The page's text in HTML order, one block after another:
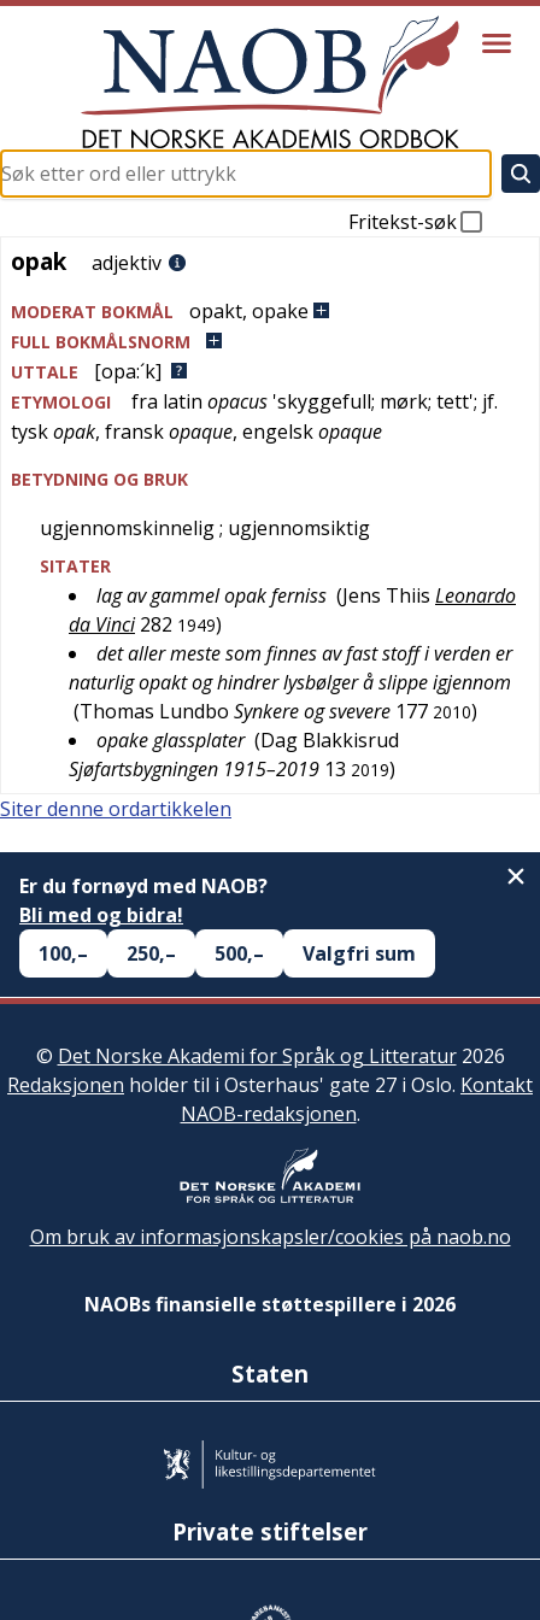
Fritekst-søk
opak
opak adjektiv
MODERAT BOKMÅL opakt, opake
FULL BOKMÅLSNORM
UTTALE
[opa:´k]
ETYMOLOGI fra latin opacus 'skyggefull; mørk; tett'; jf.
tyskopak, franskopaque, engelskopaque
BETYDNING OG BRUK
ugjennomskinnelig; ugjennomsiktig
SITATER
lag av gammel opak ferniss (Jens Thiis Leonardo
da Vinci 282 1949)
det aller meste som finnes av fast stoff i verden er
naturlig opakt og hindrer lysbølger å slippe igjennom
(Thomas Lundbo Synkere og svevere 177 2010)
opake glassplater (Dag Blakkisrud
Sjøfartsbygningen 1915–2019 13 2019)
Siter denne ordartikkelen
Er du fornøyd med NAOB?
Bli med og bidra!
100,–
250,– 500,– Valgfri sum
© Det Norske Akademi for Språk og Litteratur2026
Redaksjonen holder til i Osterhaus' gate 27 i Oslo. Kontakt
NAOB-redaksjonen.
Om bruk av informasjonskapsler/cookies på naob.no
NAOBs finansielle støttespillere i 2026
Staten
Private stiftelser